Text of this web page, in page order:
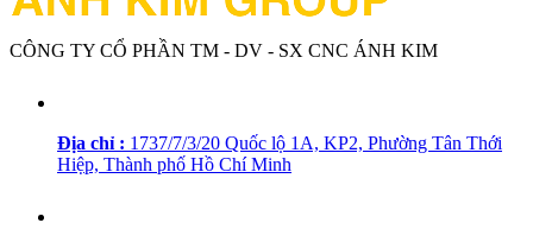
CÔNG TY CỔ PHẦN TM - DV - SX CNC ÁNH KIM
Địa chỉ : 1737/7/3/20 Quốc lộ 1A, KP2, Phường Tân Thới
Hiệp, Thành phố Hồ Chí Minh